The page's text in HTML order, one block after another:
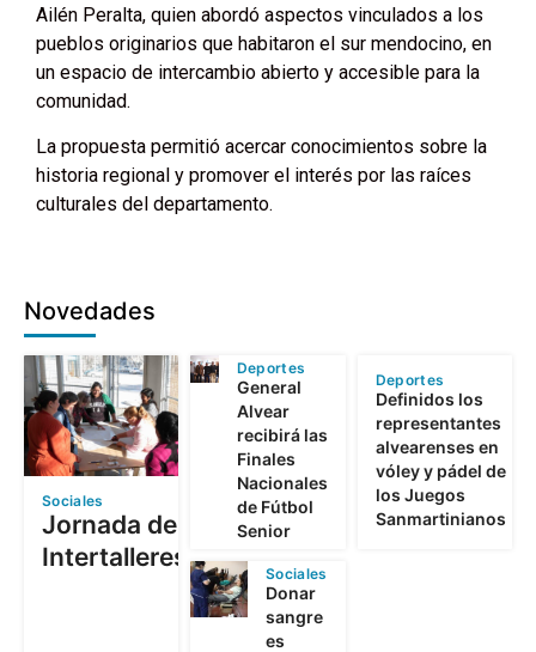
Ailén Peralta, quien abordó aspectos vinculados a los
pueblos originarios que habitaron el sur mendocino, en
un espacio de intercambio abierto y accesible para la
comunidad.
La propuesta permitió acercar conocimientos sobre la
historia regional y promover el interés por las raíces
culturales del departamento.
Novedades
Sociales
Jornada de
Intertalleres
Deportes
General
Alvear
recibirá las
Finales
Nacionales
de Fútbol
Senior
Deportes
Definidos los
representantes
alvearenses en
vóley y pádel de
los Juegos
Sanmartinianos
Sociales
Donar
sangre
es